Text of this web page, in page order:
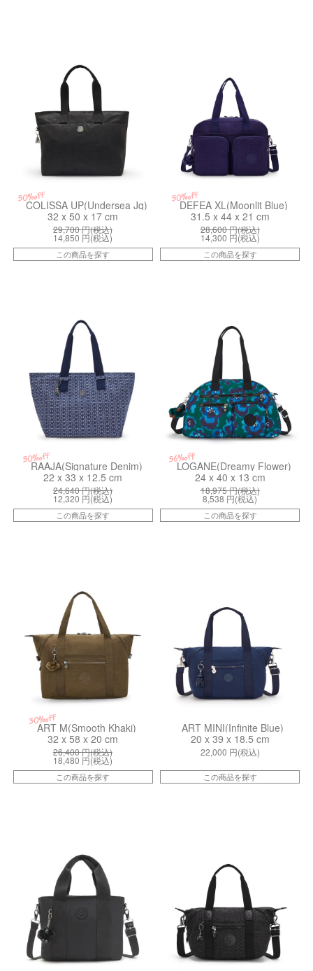
50%off
COLISSA UP(Undersea Jq)
32 x 50 x 17 cm
29,700円(税込)
14,850 円(税込)
この商品を探す
50%off
DEFEA XL(Moonlit Blue)
31.5 x 44 x 21 cm
28,600円(税込)
14,300 円(税込)
この商品を探す
50%off
RAAJA(Signature Denim)
22 x 33 x 12.5 cm
24,640円(税込)
12,320 円(税込)
この商品を探す
56%off
LOGANE(Dreamy Flower)
24 x 40 x 13 cm
18,975円(税込)
8,538 円(税込)
この商品を探す
30%off
ART M(Smooth Khaki)
32 x 58 x 20 cm
26,400円(税込)
18,480 円(税込)
この商品を探す
ART MINI(Infinite Blue)
20 x 39 x 18.5 cm
22,000 円(税込)
この商品を探す